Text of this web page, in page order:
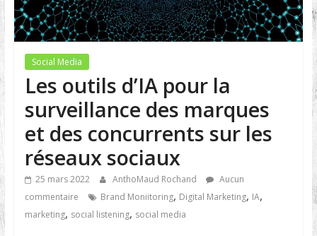
Social Media
Les outils d’IA pour la
surveillance des marques
et des concurrents sur les
réseaux sociaux
25 mars 2022 AnthoMaud Rochand
Aucun
commentaire
Brand Moniitoring, Digital Marketing, IA,
marketing, social listening, social media